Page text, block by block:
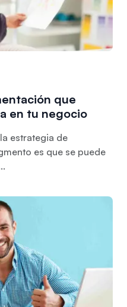
que
en tu negocio
estrategia de
es que se puede